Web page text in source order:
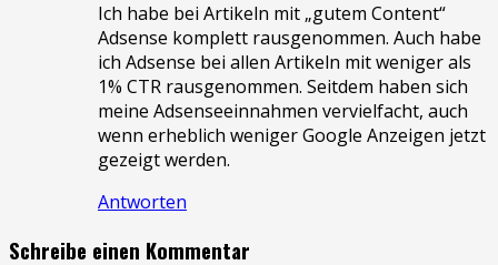
Ich habe bei Artikeln mit „gutem Content“
Adsense komplett rausgenommen. Auch habe
ich Adsense bei allen Artikeln mit weniger als
1% CTR rausgenommen. Seitdem haben sich
meine Adsenseeinnahmen vervielfacht, auch
wenn erheblich weniger Google Anzeigen jetzt
gezeigt werden.
Antworten
Schreibe einen Kommentar